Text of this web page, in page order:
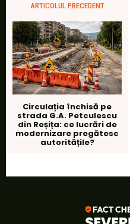
ARTICOLUL PRECEDENT
Circulația închisă pe
strada G.A. Petculescu
din Reșița: ce lucrări de
modernizare pregătesc
autoritățile?